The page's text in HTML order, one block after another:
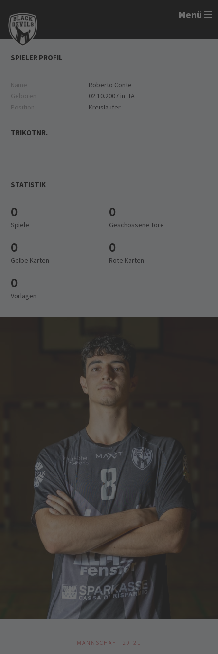
Menü
SPIELER PROFIL
Name
Roberto Conte
Geboren
02.10.2007 in ITA
Position
Kreisläufer
TRIKOTNR.
STATISTIK
0
Spiele
0
Geschossene Tore
0
Gelbe Karten
0
Rote Karten
0
Vorlagen
MANNSCHAFT 20-21